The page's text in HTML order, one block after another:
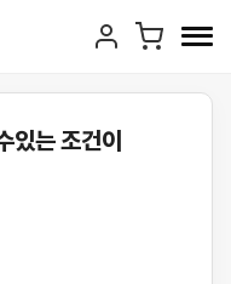
있는 조건이